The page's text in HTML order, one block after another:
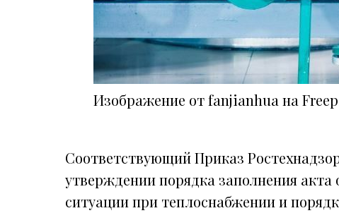
Изображение от fanjianhua на
Соответствующий Приказ
утверждении порядка заполнения
ситуации при теплоснабжении и